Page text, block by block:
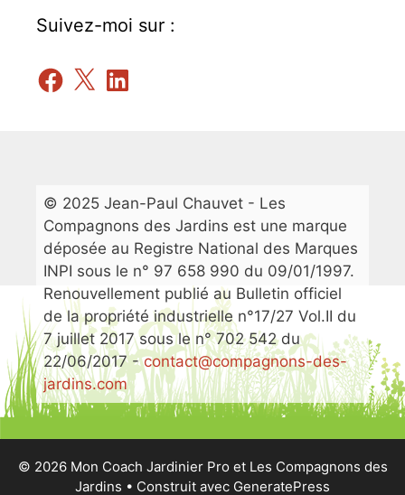
Suivez-moi sur :
Facebook
X LinkedIn
© 2025 Jean-Paul Chauvet - Les
Compagnons des Jardins est une marque
déposée au Registre National des Marques
INPI sous le n° 97 658 990 du 09/01/1997.
Renouvellement publié au Bulletin officiel
de la propriété industrielle n°17/27 Vol.II du
7 juillet 2017 sous le n° 702 542 du
22/06/2017 -contact@compagnons-des-
jardins.com
© 2026 Mon Coach Jardinier Pro et Les Compagnons des
Jardins • Construit avec GeneratePress